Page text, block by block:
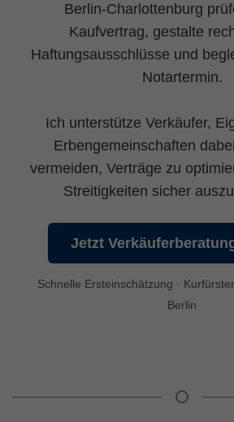
Berlin-Charlottenburg
Kaufvertrag, gestalte
Haftungsausschlüsse und
Notartermin.
Ich unterstütze Verkäufer,
Erbengemeinschaften
vermeiden, Verträge zu
Streitigkeiten sicher
Jetzt
Schnelle Ersteinschätzung ·
Berlin